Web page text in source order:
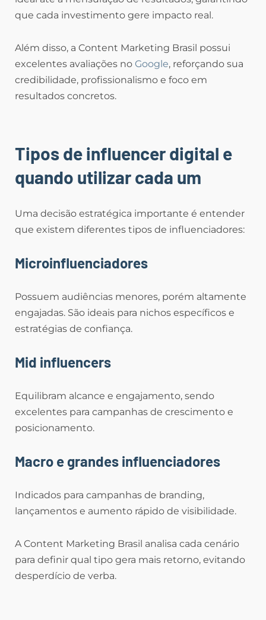
que cada investimento gere impacto real.
Além disso, a Content Marketing Brasil possui
excelentes avaliações no Google, reforçando sua
credibilidade, profissionalismo e foco em
resultados concretos.
Tipos de influencer digital e
quando utilizar cada um
Uma decisão estratégica importante é entender
que existem diferentes tipos de influenciadores:
Microinfluenciadores
Possuem audiências menores, porém altamente
engajadas. São ideais para nichos específicos e
estratégias de confiança.
Mid influencers
Equilibram alcance e engajamento, sendo
excelentes para campanhas de crescimento e
posicionamento.
Macro e grandes influenciadores
Indicados para campanhas de branding,
lançamentos e aumento rápido de visibilidade.
A Content Marketing Brasil analisa cada cenário
para definir qual tipo gera mais retorno, evitando
desperdício de verba.